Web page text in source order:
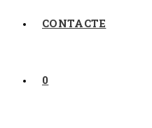
CONTACTE
0